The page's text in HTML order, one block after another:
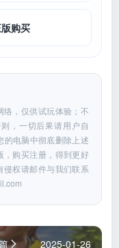
购买
，仅供试玩体验；不
，一切后果请用户自
的电脑中彻底删除上述
，购买注册，得到更好
侵权请邮件与我们联系
2025-01-26